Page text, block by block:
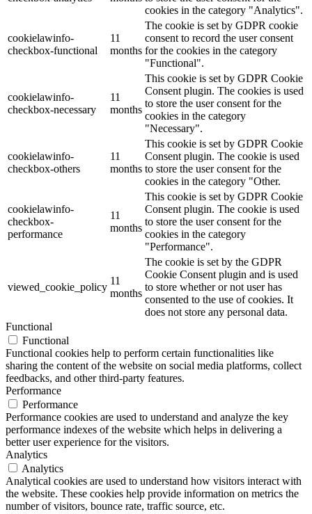
cookies in the category "Analytics".
cookielawinfo-
checkbox-functional
11
months
The cookie is set by GDPR cookie
consent to record the user consent
for the cookies in the category
"Functional".
cookielawinfo-
checkbox-necessary
11
months
This cookie is set by GDPR Cookie
Consent plugin. The cookies is used
to store the user consent for the
cookies in the category
"Necessary".
cookielawinfo-
checkbox-others
11
months
This cookie is set by GDPR Cookie
Consent plugin. The cookie is used
to store the user consent for the
cookies in the category "Other.
cookielawinfo-
checkbox-
performance
11
months
This cookie is set by GDPR Cookie
Consent plugin. The cookie is used
to store the user consent for the
cookies in the category
"Performance".
viewed_cookie_policy
11
months
The cookie is set by the GDPR
Cookie Consent plugin and is used
to store whether or not user has
consented to the use of cookies. It
does not store any personal data.
Functional
Functional
Functional cookies help to perform certain functionalities like
sharing the content of the website on social media platforms, collect
feedbacks, and other third-party features.
Performance
Performance
Performance cookies are used to understand and analyze the key
performance indexes of the website which helps in delivering a
better user experience for the visitors.
Analytics
Analytics
Analytical cookies are used to understand how visitors interact with
the website. These cookies help provide information on metrics the
number of visitors, bounce rate, traffic source, etc.